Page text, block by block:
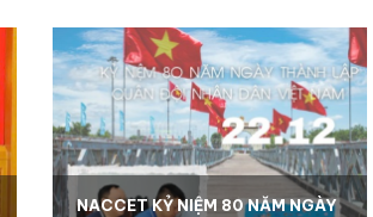
NACCET KỶ NIỆM 80 NĂM NGÀY